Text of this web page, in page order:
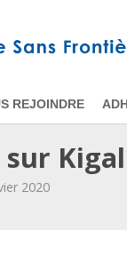
REJOINDRE
2020